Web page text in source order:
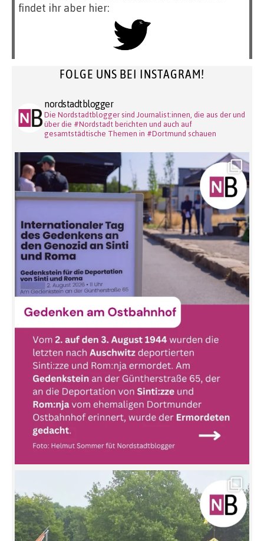
findet ihr aber hier:
FOLGE UNS BEI INSTAGRAM!
nordstadtblogger
Die Nordstadtblogger sind Journalist:innen, die aus der und
über die #Nordstadt berichten und auch auf
gesamtstädtische Themen in #Dortmund schauen